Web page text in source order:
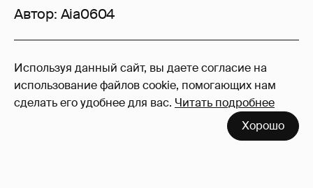
Используя данный сайт, вы даете согласие на
использование файлов cookie, помогающих нам
сделать его удобнее для вас. Читать подробнее
Хорошо
Автор: Aia0604
66
Войдите в аккаунт, чтобы читать и
оставлять комментарии